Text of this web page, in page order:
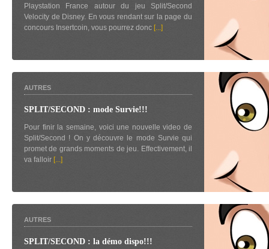
Playstation France autour du jeu Split/Second
Velocity de Disney. En vous rendant sur la page du
concours Insertcoin, vous pourrez donc [...]
AUTRES
SPLIT/SECOND : mode Survie!!!
Pour finir la semaine, voici une nouvelle video de
Split/Second ! On y découvre le mode Survie qui
promet de grands moments de jeu. Effectivement, il
va falloir [...]
AUTRES
SPLIT/SECOND : la démo dispo!!!